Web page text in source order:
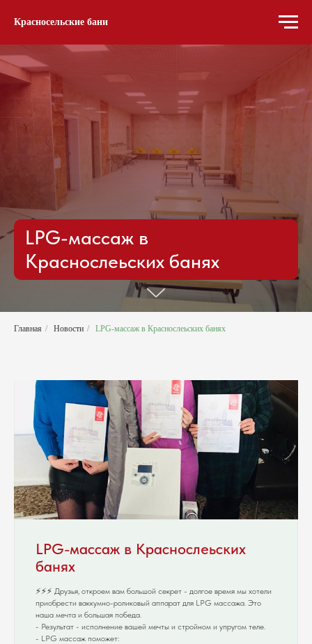
Красносельские бани
LPG-массаж в
Краснослеьских банях
Главная / Новости / LPG-массаж в Краснослеьских банях
LPG-массаж в Краснослеьских
банях
⚡️⚡️⚡️ Друзья, откроем вам большой секрет - долгое время мы хотели
приобрести ваккумно-роликовый аппарат для LPG массажа. Это
наша мечта и большая победа.
- Результат - исполнение вашей мечты и стройном и упругом теле.
- LPG массаж поможет: